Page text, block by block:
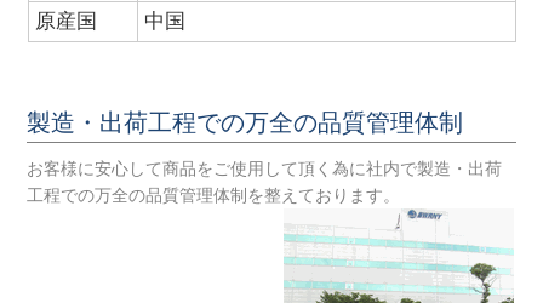
原産国
中国
製造・出荷工程での万全の品質管理体制
お客様に安心して商品をご使用して頂く為に社内で製造・出荷
工程での万全の品質管理体制を整えております。